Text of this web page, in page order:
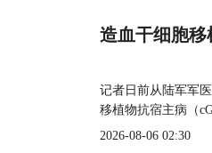
造血干细胞
记者日前从陆军军
移植物抗宿主病（
2026-08-06 02:30